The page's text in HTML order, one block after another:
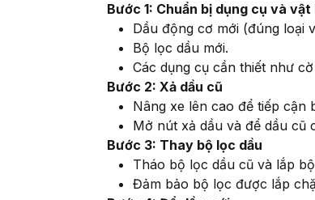
Bước 1: Chuẩn bị dụng cụ và vật
Dầu động cơ mới (đúng loại
Bộ lọc dầu mới.
Các dụng cụ cần thiết như
Bước 2: Xả dầu cũ
Nâng xe lên cao để tiếp cận
Mở nút xả dầu và để dầu cũ
Bước 3: Thay bộ lọc dầu
Tháo bộ lọc dầu cũ và lắp
Đảm bảo bộ lọc được lắp